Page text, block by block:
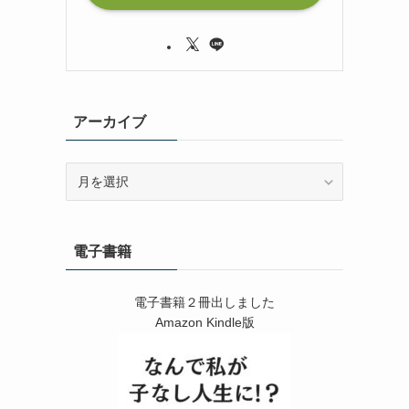
アーカイブ
ブ電子書籍
電子書籍２冊出しました
Amazon Kindle版